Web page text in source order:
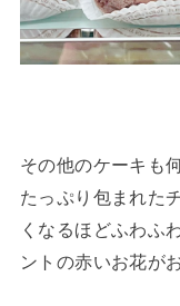
その他のケーキも
たっぷり包まれた
くなるほどふわふ
ントの赤いお花が